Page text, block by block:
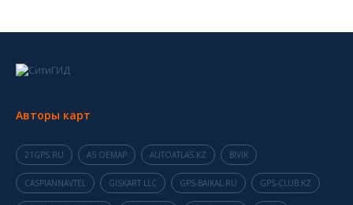
Авторы карт
21GPS.RU AS OEMAP AUTOATLAS.KZ BIVIK
CASPIANNAVTEL GISKART LLC GPS-BAIKAL.RU GPS-CLUB.KZ